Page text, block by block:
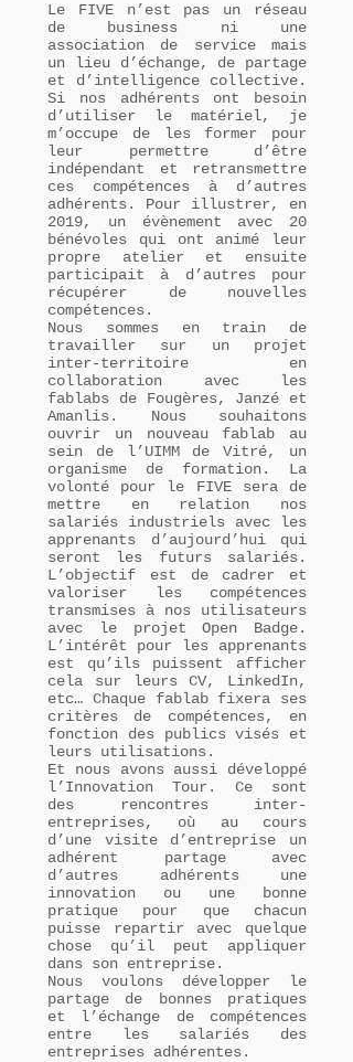
Le FIVE n’est pas un réseau
de business ni une
association de service mais
un lieu d’échange, de partage
et d’intelligence collective.
Si nos adhérents ont besoin
d’utiliser le matériel, je
m’occupe de les former pour
leur permettre d’être
indépendant et retransmettre
ces compétences à d’autres
adhérents. Pour illustrer, en
2019, un évènement avec 20
bénévoles qui ont animé leur
propre atelier et ensuite
participait à d’autres pour
récupérer de nouvelles
compétences.
Nous sommes en train de
travailler sur un projet
inter-territoire en
collaboration avec les
fablabs de Fougères, Janzé et
Amanlis. Nous souhaitons
ouvrir un nouveau fablab au
sein de l’UIMM de Vitré, un
organisme de formation. La
volonté pour le FIVE sera de
mettre en relation nos
salariés industriels avec les
apprenants d’aujourd’hui qui
seront les futurs salariés.
L’objectif est de cadrer et
valoriser les compétences
transmises à nos utilisateurs
avec le projet Open Badge.
L’intérêt pour les apprenants
est qu’ils puissent afficher
cela sur leurs CV, LinkedIn,
etc… Chaque fablab fixera ses
critères de compétences, en
fonction des publics visés et
leurs utilisations.
Et nous avons aussi développé
l’Innovation Tour. Ce sont
des rencontres inter-
entreprises, où au cours
d’une visite d’entreprise un
adhérent partage avec
d’autres adhérents une
innovation ou une bonne
pratique pour que chacun
puisse repartir avec quelque
chose qu’il peut appliquer
dans son entreprise.
Nous voulons développer le
partage de bonnes pratiques
et l’échange de compétences
entre les salariés des
entreprises adhérentes.